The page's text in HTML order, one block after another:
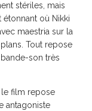
stériles, mais
où Nikki
maestria sur la
Tout repose
son très
le film repose
antagoniste